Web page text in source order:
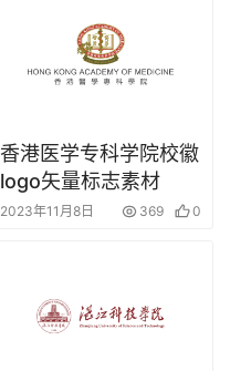
香港医学专科学院校徽
logo矢量标志素材
2023年11月8日 369 0